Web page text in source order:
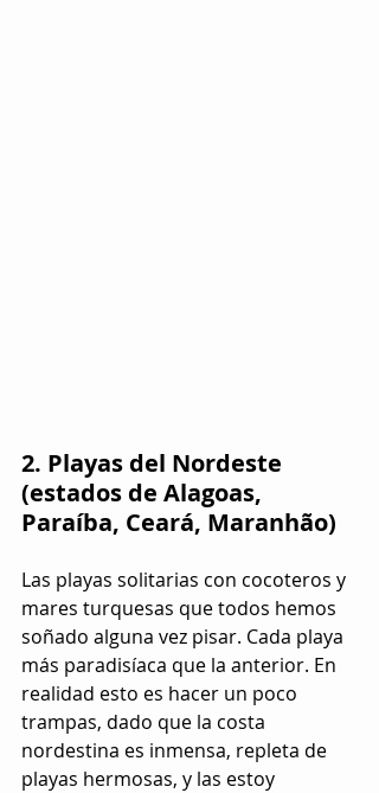
2. Playas del Nordeste
(estados de Alagoas,
Paraíba, Ceará, Maranhão)
Las playas solitarias con cocoteros y
mares turquesas que todos hemos
soñado alguna vez pisar. Cada playa
más paradisíaca que la anterior. En
realidad esto es hacer un poco
trampas, dado que la costa
nordestina es inmensa, repleta de
playas hermosas, y las estoy